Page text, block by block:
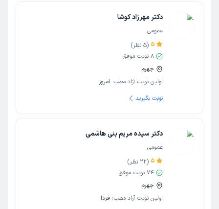
دکتر مهرزاد کوشا
عمومی
5
(
5 نظر)
8 نوبت موفق
جهرم
اولین نوبت آزاد مطب: امروز
نوبت بگیرید
دکتر سیده مریم بنی هاشمی
عمومی
5
(
22 نظر)
74 نوبت موفق
جهرم
اولین نوبت آزاد مطب: فردا